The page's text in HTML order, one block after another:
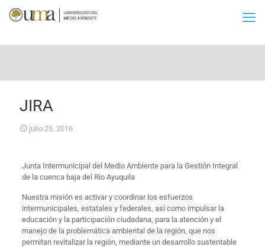
JIRA
julio 25, 2016
Junta Intermunicipal del Medio Ambiente para la Gestión Integral
de la cuenca baja del Rio Ayuquila
Nuestra misión es activar y coordinar los esfuerzos
intermunicipales, estatales y federales, así como impulsar la
educación y la participación ciudadana, para la atención y el
manejo de la problemática ambiental de la región, que nos
permitan revitalizar la región, mediante un desarrollo sustentable